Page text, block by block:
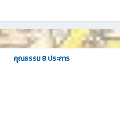
คุณธรรม 8 ประการ